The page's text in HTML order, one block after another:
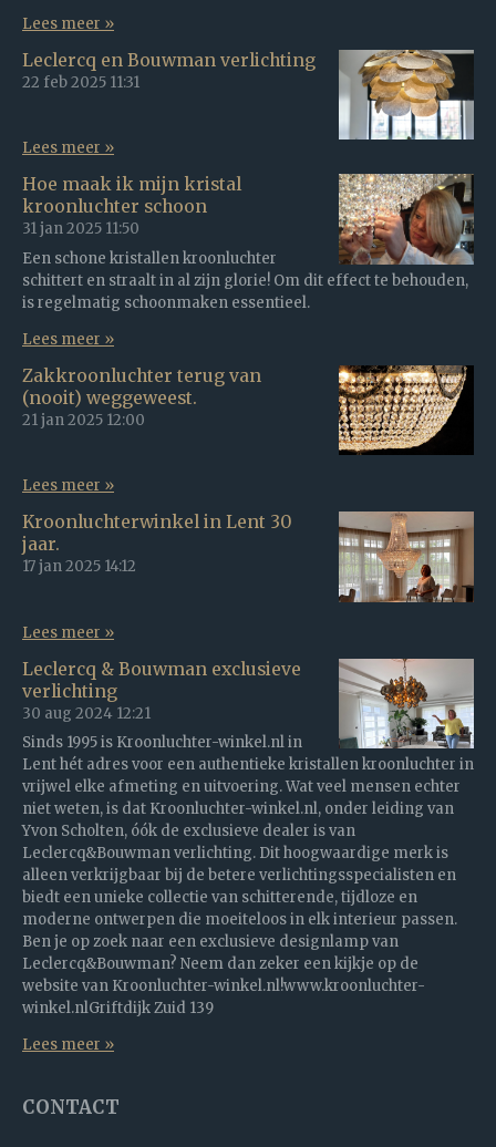
Lees meer »
Leclercq en Bouwman verlichting
22 feb 2025 11:31
Lees meer »
Hoe maak ik mijn kristal
kroonluchter schoon
31 jan 2025 11:50
Een schone kristallen kroonluchter
schittert en straalt in al zijn glorie! Om dit effect te behouden,
is regelmatig schoonmaken essentieel.
Lees meer »
Zakkroonluchter terug van
(nooit) weggeweest.
21 jan 2025 12:00
Lees meer »
Kroonluchterwinkel in Lent 30
jaar.
17 jan 2025 14:12
Lees meer »
Leclercq & Bouwman exclusieve
verlichting
30 aug 2024 12:21
Sinds 1995 is Kroonluchter-winkel.nl in
Lent hét adres voor een authentieke kristallen kroonluchter in
vrijwel elke afmeting en uitvoering. Wat veel mensen echter
niet weten, is dat Kroonluchter-winkel.nl, onder leiding van
Yvon Scholten, óók de exclusieve dealer is van
Leclercq&Bouwman verlichting. Dit hoogwaardige merk is
alleen verkrijgbaar bij de betere verlichtingsspecialisten en
biedt een unieke collectie van schitterende, tijdloze en
moderne ontwerpen die moeiteloos in elk interieur passen.
Ben je op zoek naar een exclusieve designlamp van
Leclercq&Bouwman? Neem dan zeker een kijkje op de
website van Kroonluchter-winkel.nl!www.kroonluchter-
winkel.nlGriftdijk Zuid 139
Lees meer »
CONTACT